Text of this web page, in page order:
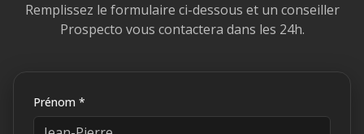
Remplissez le formulaire ci-dessous et un conseiller
Prospecto vous contactera dans les 24h.
Prénom *